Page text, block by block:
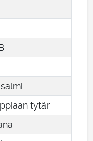
tytär